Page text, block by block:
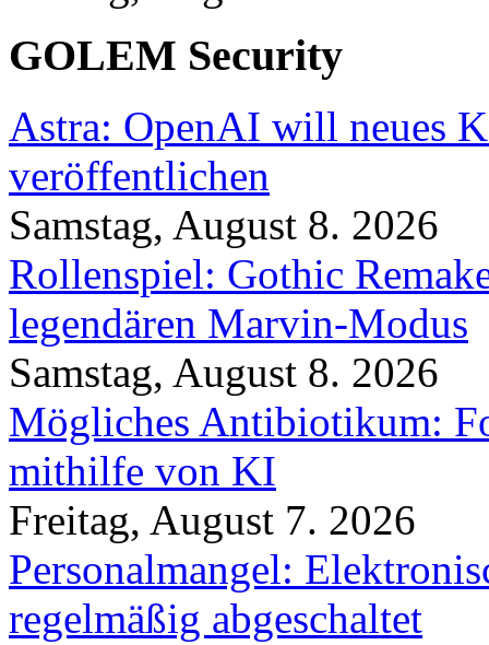
GOLEM Security
Astra: OpenAI will neues
veröffentlichen
Samstag, August 8. 2026
Rollenspiel: Gothic
legendären Marvin-Modus
Samstag, August 8. 2026
Mögliches Antibiotikum:
mithilfe von KI
Freitag, August 7. 2026
Personalmangel:
regelmäßig abgeschaltet